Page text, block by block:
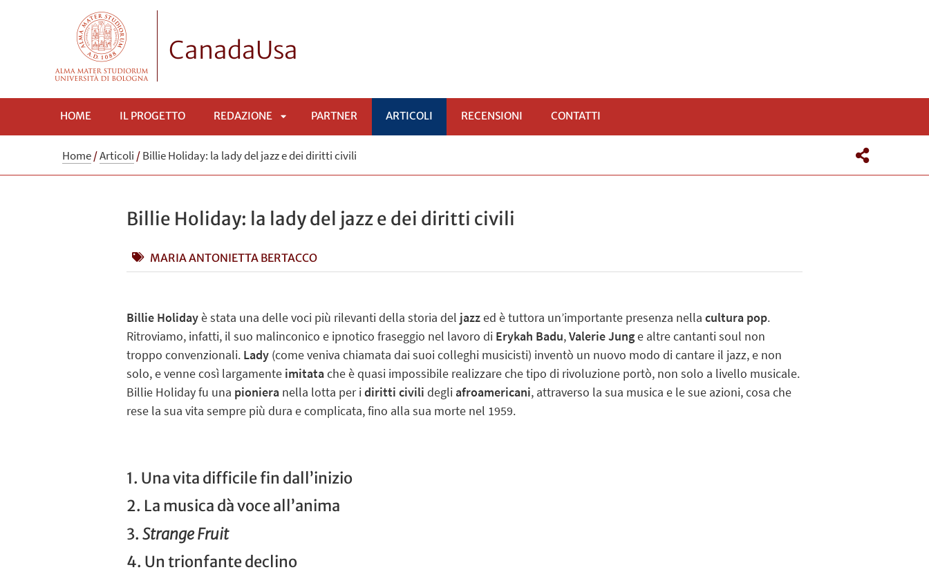
CanadaUsa
HOME IL PROGETTO REDAZIONE
APRI
PARTNER ARTICOLI RECENSIONI CONTATTI
Home/Articoli /Billie Holiday: la lady del jazz e dei diritti civili
Billie Holiday: la lady del jazz e dei diritti civili
MARIA ANTONIETTA BERTACCO
Billie Holidayè stata una delle voci più rilevanti della storia del jazzed è tuttora un’importante presenza nellacultura pop.
Ritroviamo, infatti, il suo malinconico e ipnotico fraseggio nel lavoro di Erykah Badu,Valerie Junge altre cantanti soul non
troppo convenzionali. Lady (come veniva chiamata dai suoi colleghi musicisti) inventò un nuovo modo di cantare il jazz, e non
solo, e venne così largamente imitatache è quasi impossibile realizzare che tipo di rivoluzione portò, non solo a livello musicale.
Billie Holiday fu una pioniera nella lotta per idiritti civili degliafroamericani, attraverso la sua musica e le sue azioni, cosa che
rese la sua vita sempre più dura e complicata, fino alla sua morte nel 1959.
1. Una vita difficile fin dall’inizio
2. La musica dà voce all’anima
3.Strange Fruit
4. Un trionfante declino